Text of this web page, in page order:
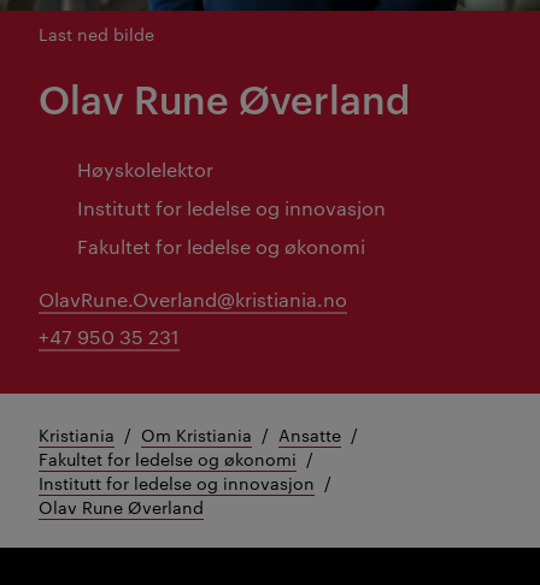
Last ned bilde
Olav Rune Øverland
Høyskolelektor
Institutt for ledelse og innovasjon
Fakultet for ledelse og økonomi
OlavRune.Overland@kristiania.no
+47 950 35 231
Kristiania Om Kristiania
Ansatte
Fakultet for ledelse og økonomi
Institutt for ledelse og innovasjon
Olav Rune Øverland